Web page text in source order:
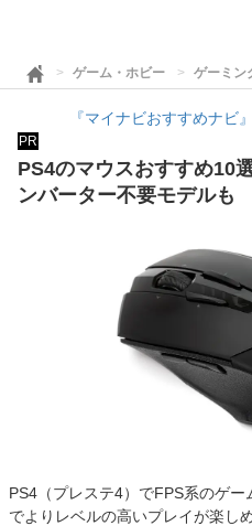
ゲーム・ホビー ゲーミン
『マイナビおすすめナビ
PR
PS4のマウスおすすめ10
ンバーター不要モデルも
PS4（プレステ4）でFPS系のゲ
でよりレベルの高いプレイが楽しめ